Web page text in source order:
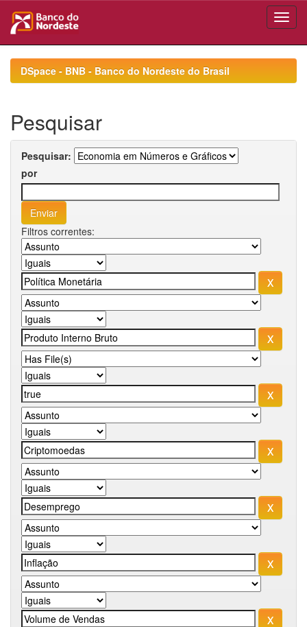
navigationDSpace - BNB - Banco do Nordeste do Brasil
Pesquisar
Pesquisar:
por
Filtros correntes: